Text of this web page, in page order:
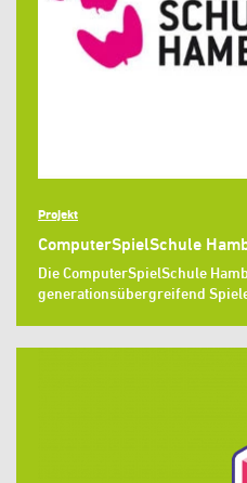
Projekt
ComputerSpielSchule
Die ComputerSpielSchule
generationsübergreifend